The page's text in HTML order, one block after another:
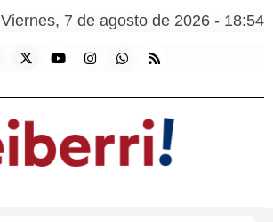
Viernes, 7 de agosto de 2026 - 18:54